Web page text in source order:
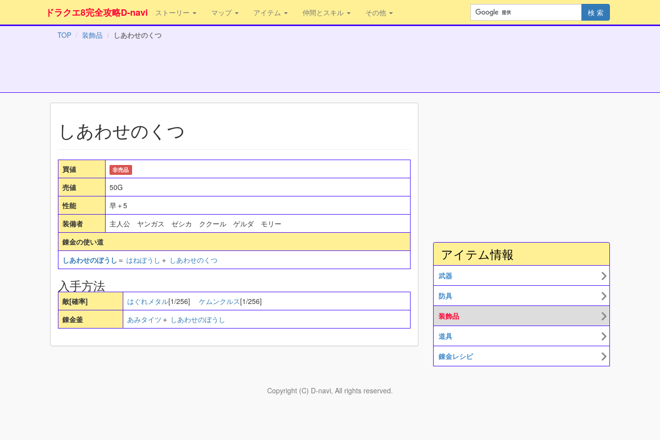
ドラクエ8完全攻略D-navi ストーリー マップ アイテム 仲間とスキル その他
TOP 装飾品 しあわせのくつ
しあわせのくつ
買値 非売品
売値
50G
性能
早＋5
装備者
主人公 ヤンガス ゼシカ ククール ゲルダ モリー
錬金の使い道
しあわせのぼうし ＝ はねぼうし ＋ しあわせのくつ
入手方法
敵[確率] はぐれメタル[1/256] ケムンクルス[1/256]
錬金釜
あみタイツ ＋ しあわせのぼうし
アイテム情報
武器
防具
装飾品
道具
錬金レシピ
Copyright (C) D-navi, All rights reserved.